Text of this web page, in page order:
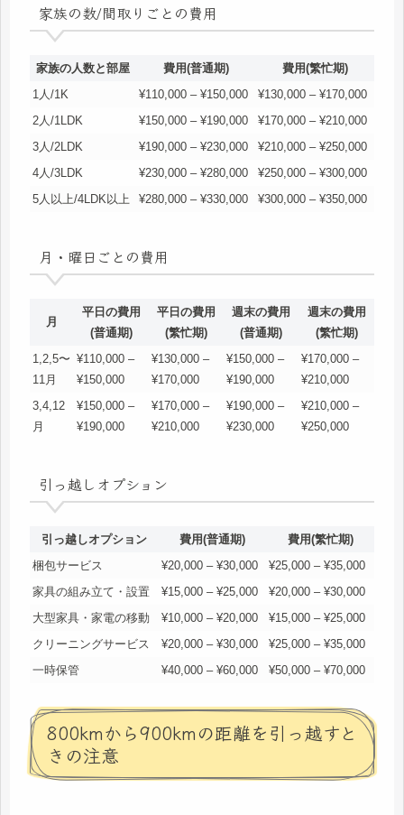
家族の数/間取りごとの費用
家族の人数と部屋 費用(普通期)
費用(繁忙期)
1人/1K
¥110,000 – ¥150,000
¥130,000 – ¥170,000
2人/1LDK
¥150,000 – ¥190,000
¥170,000 – ¥210,000
3人/2LDK
¥190,000 – ¥230,000
¥210,000 – ¥250,000
4人/3LDK
¥230,000 – ¥280,000
¥250,000 – ¥300,000
5人以上/4LDK以上
¥280,000 – ¥330,000 ¥300,000 – ¥350,000
月・曜日ごとの費用
月
平日の費用
(普通期)
平日の費用
(繁忙期)
週末の費用
(普通期)
週末の費用
(繁忙期)
1,2,5〜
11月
¥110,000 –
¥150,000
¥130,000 –
¥170,000
¥150,000 –
¥190,000
¥170,000 –
¥210,000
3,4,12
月
¥150,000 –
¥190,000
¥170,000 –
¥210,000
¥190,000 –
¥230,000
¥210,000 –
¥250,000
引っ越しオプション
引っ越しオプション 費用(普通期)
費用(繁忙期)
梱包サービス
¥20,000 – ¥30,000
¥25,000 – ¥35,000
家具の組み立て・設置
¥15,000 – ¥25,000
¥20,000 – ¥30,000
大型家具・家電の移動
¥10,000 – ¥20,000
¥15,000 – ¥25,000
クリーニングサービス
¥20,000 – ¥30,000
¥25,000 – ¥35,000
一時保管
¥40,000 – ¥60,000 ¥50,000 – ¥70,000
800kmから900kmの距離を引っ越すと
きの注意